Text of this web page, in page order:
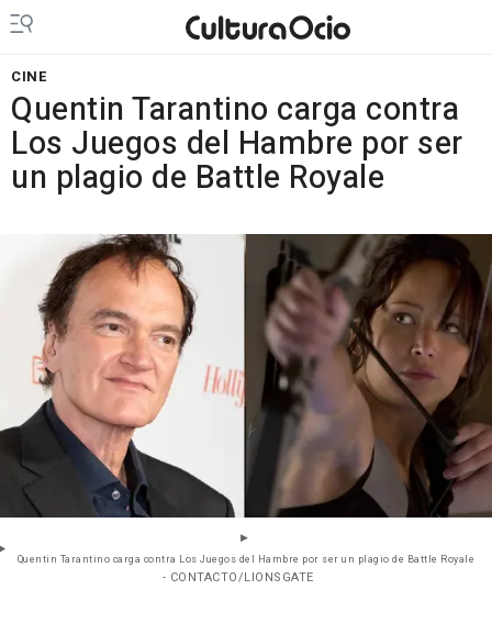
CINE
Quentin Tarantino carga contra
Los Juegos del Hambre por ser
un plagio de Battle Royale
Quentin Tarantino carga contra Los Juegos del Hambre por ser un plagio de Battle Royale
- CONTACTO/LIONSGATE